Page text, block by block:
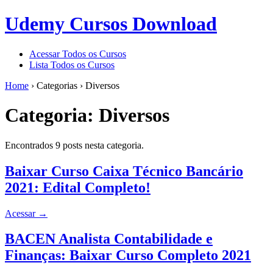
Udemy Cursos Download
Acessar Todos os Cursos
Lista Todos os Cursos
Home › Categorias › Diversos
Categoria: Diversos
Encontrados 9 posts nesta categoria.
Baixar Curso Caixa Técnico Bancário
2021: Edital Completo!
Acessar →
BACEN Analista Contabilidade e
Finanças: Baixar Curso Completo 2021